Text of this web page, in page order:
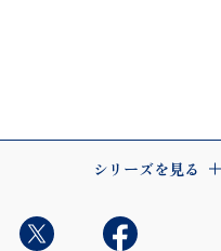
シリーズを見る